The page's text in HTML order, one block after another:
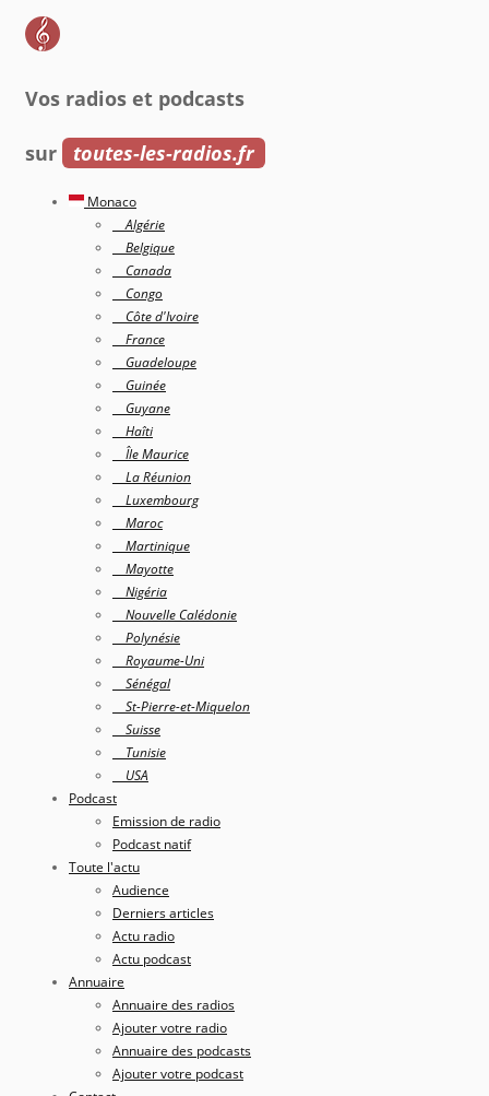
Vos radios et podcasts
sur toutes-les-radios.fr
Monaco
Algérie
Belgique
Canada
Congo
Côte d'Ivoire
France
Guadeloupe
Guinée
Guyane
Haîti
Île Maurice
La Réunion
Luxembourg
Maroc
Martinique
Mayotte
Nigéria
Nouvelle Calédonie
Polynésie
Royaume-Uni
Sénégal
St-Pierre-et-Miquelon
Suisse
Tunisie
USA
Podcast
Emission de radio
Podcast natif
Toute l'actu
Audience
Derniers articles
Actu radio
Actu podcast
Annuaire
Annuaire des radios
Ajouter votre radio
Annuaire des podcasts
Ajouter votre podcast